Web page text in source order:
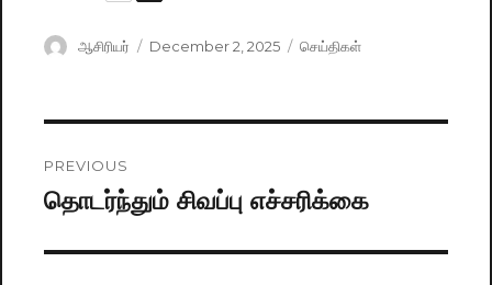
Author
ஆசிரியர்
Posted
December 2, 2025 Categories
செய்திகள்
navigation
PREVIOUS
Previous
தொடர்ந்தும் சிவப்பு எச்சரிக்கை